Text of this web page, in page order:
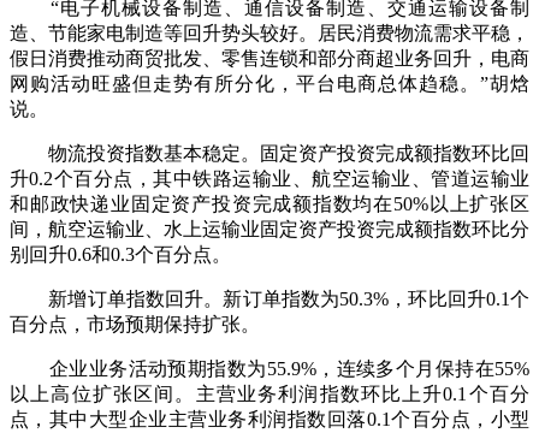
“电子机械设备制造、通信设备制造、交通运输设备制
造、节能家电制造等回升势头较好。居民消费物流需求平稳，
假日消费推动商贸批发、零售连锁和部分商超业务回升，电商
网购活动旺盛但走势有所分化，平台电商总体趋稳。”胡焓
说。
物流投资指数基本稳定。固定资产投资完成额指数环比回
升0.2个百分点，其中铁路运输业、航空运输业、管道运输业
和邮政快递业固定资产投资完成额指数均在50%以上扩张区
间，航空运输业、水上运输业固定资产投资完成额指数环比分
别回升0.6和0.3个百分点。
新增订单指数回升。新订单指数为50.3%，环比回升0.1个
百分点，市场预期保持扩张。
企业业务活动预期指数为55.9%，连续多个月保持在55%
以上高位扩张区间。主营业务利润指数环比上升0.1个百分
点，其中大型企业主营业务利润指数回落0.1个百分点，小型